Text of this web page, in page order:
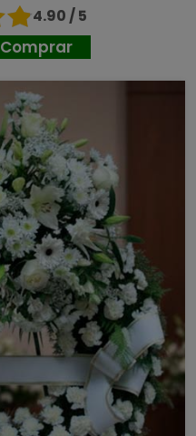
4.90 / 5
Comprar